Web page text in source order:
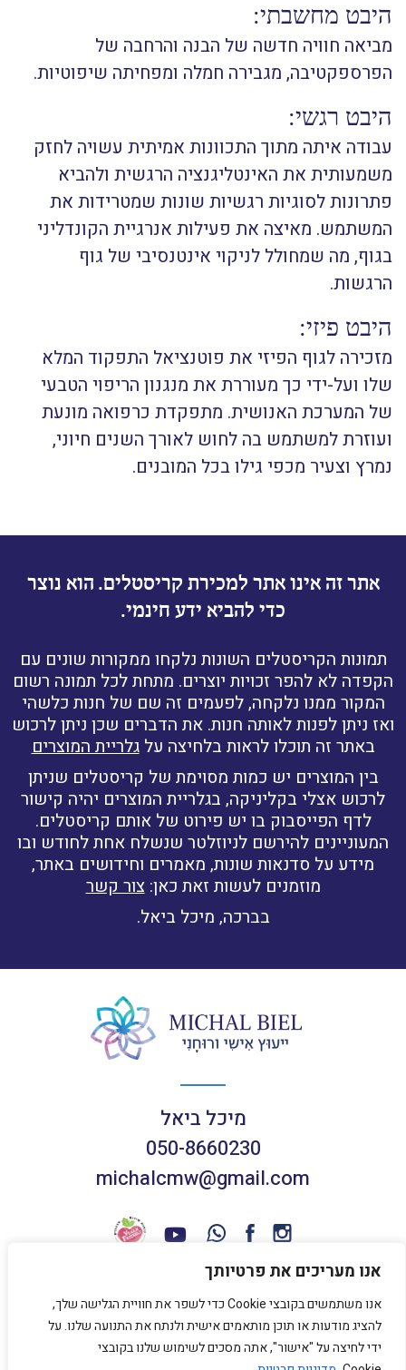
אנו מעריכים את פרטיותך
אנו משתמשים בקובצי Cookie כדי לשפר את חוויית הגלישה שלך,
להציג מודעות או תוכן מותאמים אישית ולנתח את התנועה שלנו. על
ידי לחיצה על "אישור", אתה מסכים לשימוש שלנו בקובצי
היבט מחשבתי:
מביאה חוויה חדשה של הבנה והרחבה של
הפרספקטיבה, מגבירה חמלה ומפחיתה שיפוטיות.
היבט רגשי:
עבודה איתה מתוך התכוונות אמיתית עשויה לחזק
משמעותית את האינטליגנציה הרגשית ולהביא
פתרונות לסוגיות רגשיות שונות שמטרידות את
המשתמש. מאיצה את פעילות אנרגיית הקונדליני
בגוף, מה שמחולל לניקוי אינטנסיבי של גוף
הרגשות.
היבט פיזי:
מזכירה לגוף הפיזי את פוטנציאל התפקוד המלא
שלו ועל-ידי כך מעוררת את מנגנון הריפוי הטבעי
של המערכת האנושית. מתפקדת כרפואה מונעת
ועוזרת למשתמש בה לחוש לאורך השנים חיוני,
נמרץ וצעיר מכפי גילו בכל המובנים.
אתר זה אינו אתר למכירת קריסטלים. הוא נוצר
כדי להביא ידע חינמי.
תמונות הקריסטלים השונות נלקחו ממקורות שונים עם
הקפדה לא להפר זכויות יוצרים. מתחת לכל תמונה רשום
המקור ממנו נלקחה, לפעמים זה שם של חנות כלשהי
ואז ניתן לפנות לאותה חנות. את הדברים שכן ניתן לרכוש
באתר זה תוכלו לראות בלחיצה עלגלריית המוצרים
בין המוצרים יש כמות מסוימת של קריסטלים שניתן
לרכוש אצלי בקליניקה, בגלריית המוצרים יהיה קישור
לדף הפייסבוק בו יש פירוט של אותם קריסטלים.
המעוניינים להירשם לניוזלטר שנשלח אחת לחודש ובו
מידע על סדנאות שונות, מאמרים וחידושים באתר,
מוזמנים לעשות זאת כאן:צור קשר
בברכה, מיכל ביאל.
מיכל ביאל
050-8660230
michalcmw@gmail.com
תנאי שימוש באתר
מדיניות פרטיות